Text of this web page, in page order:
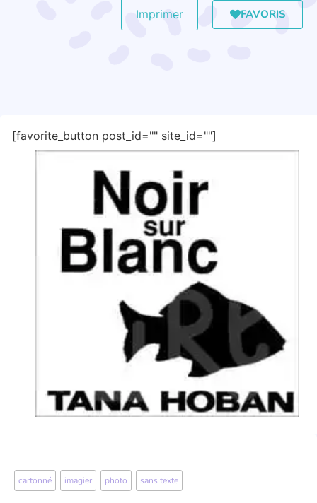
Imprimer FAVORIS
[favorite_button post_id="" site_id=""]
cartonné imagier photo sans texte